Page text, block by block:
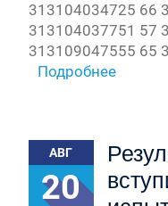
313104034725 66
313104037751 57
313109047555 65
Подробнее
АВГ
20